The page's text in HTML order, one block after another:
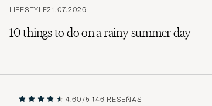
LIFESTYLE21.07.2026
10 things to do on a rainy summer day
4.60/5 146 RESEÑAS